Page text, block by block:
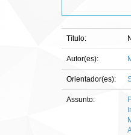
Título:
Autor(es):
Orientador(es):
Assunto: